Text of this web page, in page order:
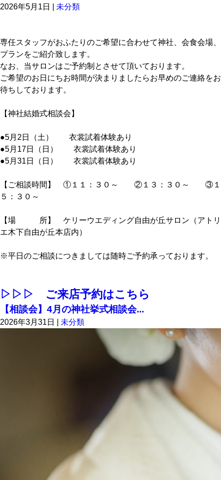
2026年5月1日 未分類
専任スタッフがおふたりのご希望に合わせて神社、会食会場、
プランをご紹介致します。
なお、当サロンはご予約制とさせて頂いております。
ご希望のお日にちお時間が決まりましたらお早めのご連絡をお
待ちしております。
【神社結婚式相談会】
●5月2日（土） 衣裳試着体験あり
●5月17日（日） 衣裳試着体験あり
●5月31日（日） 衣裳試着体験あり
【ご相談時間】 ①１１：３０～ ②１３：３０～ ③１
５：３０～
【場 所】 ケリーウエディング自由が丘サロン（アトリ
エ木下自由が丘本店内）
※平日のご相談につきましては随時ご予約承っております。
▷▷▷ ご来店予約はこちら
【相談会】4月の神社挙式相談会...
2026年3月31日 未分類